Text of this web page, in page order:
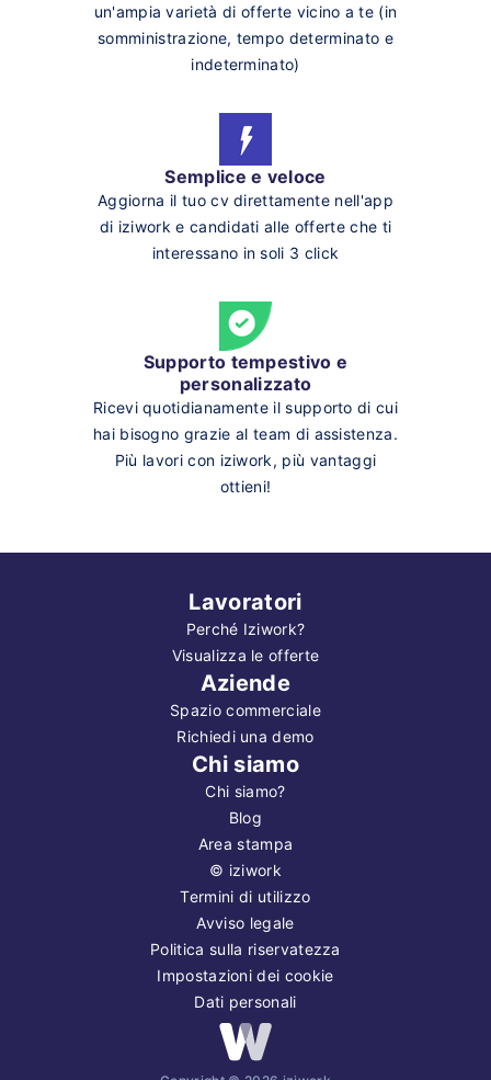
un'ampia varietà di offerte vicino a te (in
somministrazione, tempo determinato e
indeterminato)
Semplice e veloce
Aggiorna il tuo cv direttamente nell'app
di iziwork e candidati alle offerte che ti
interessano in soli 3 click
Supporto tempestivo e
personalizzato
Ricevi quotidianamente il supporto di cui
hai bisogno grazie al team di assistenza.
Più lavori con iziwork, più vantaggi
ottieni!
Lavoratori
Perché Iziwork?
Visualizza le offerte
Aziende
Spazio commerciale
Richiedi una demo
Chi siamo
Chi siamo?
Blog
Area stampa
© iziwork
Termini di utilizzo
Avviso legale
Politica sulla riservatezza
Impostazioni dei cookie
Dati personali